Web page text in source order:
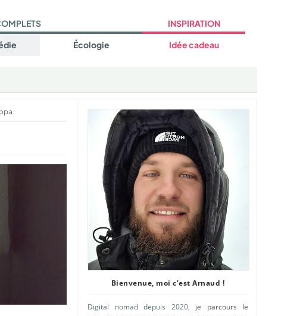
Écologie
INSPIRATION
Idée cadeau
Bienvenue, moi c'est Arnaud !
Digital nomad depuis 2020, je parcours le